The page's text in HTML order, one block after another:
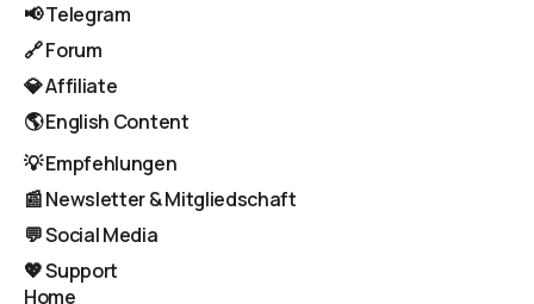
📢 Telegram
🔗 Forum
💎 Affiliate
🌎 English Content
💡 Empfehlungen
📰 Newsletter & Mitgliedschaft
💬 Social Media
💖 Support
Home